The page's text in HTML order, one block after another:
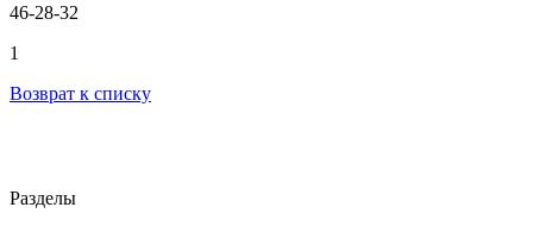
46-28-32
1
Возврат к списку
Разделы